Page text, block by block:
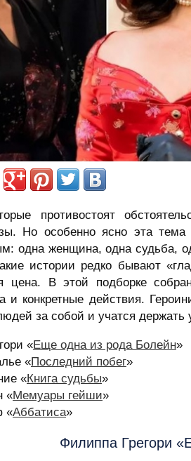
противостоят
Но особенно ясно эта
одна женщина, одна судьба,
истории редко бывают
цена. В этой подборке
и конкретные действия.
за собой и учатся держать
«Еще одна из рода Болейн»
«Последний побег»
«Книга судьбы»
«Мемуары гейши»
«Аббатиса»
Филиппа Грегори